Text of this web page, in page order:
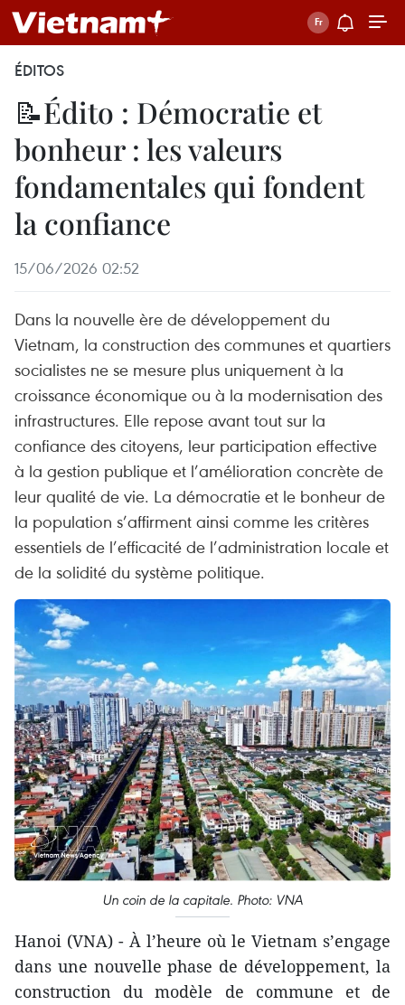
ÉDITOS
📝Édito : Démocratie et
bonheur : les valeurs
fondamentales qui fondent
la confiance
15/06/2026 02:52
Dans la nouvelle ère de développement du
Vietnam, la construction des communes et quartiers
socialistes ne se mesure plus uniquement à la
croissance économique ou à la modernisation des
infrastructures. Elle repose avant tout sur la
confiance des citoyens, leur participation effective
à la gestion publique et l’amélioration concrète de
leur qualité de vie. La démocratie et le bonheur de
la population s’affirment ainsi comme les critères
essentiels de l’efficacité de l’administration locale et
de la solidité du système politique.
Un coin de la capitale. Photo: VNA
Hanoi (VNA) - À l’heure où le Vietnam s’engage
dans une nouvelle phase de développement, la
construction du modèle de commune et de